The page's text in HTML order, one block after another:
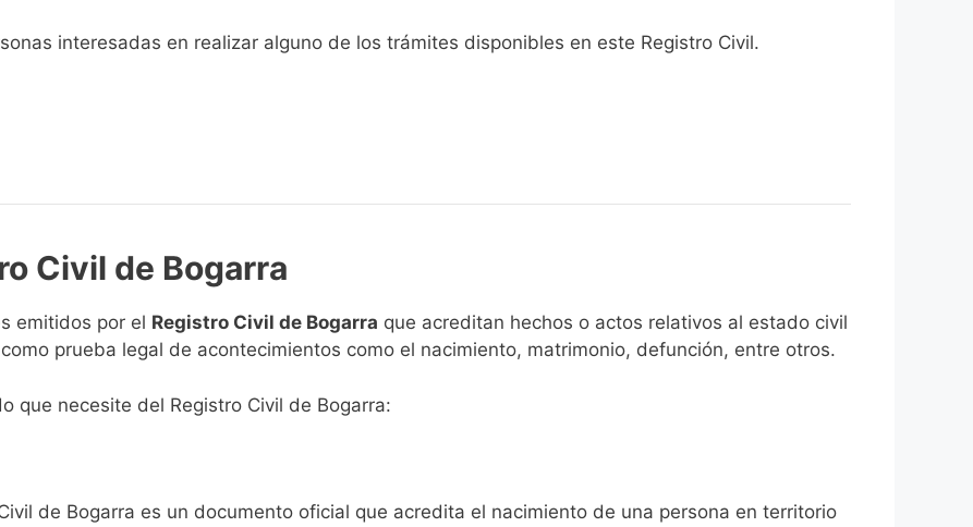
interesadas en realizar alguno de los trámites disponibles en este Registro Civil.​
Civil de Bogarra
emitidos por el Registro Civil de Bogarra que acreditan hechos o actos relativos al estado civil
prueba legal de acontecimientos como el nacimiento, matrimonio, defunción, entre otros.
que necesite del Registro Civil de Bogarra:
de Bogarra es un documento oficial que acredita el nacimiento de una persona en territorio